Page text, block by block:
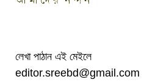
লেখা পাঠান এই মেইলে
editor.sreebd@gmail.com